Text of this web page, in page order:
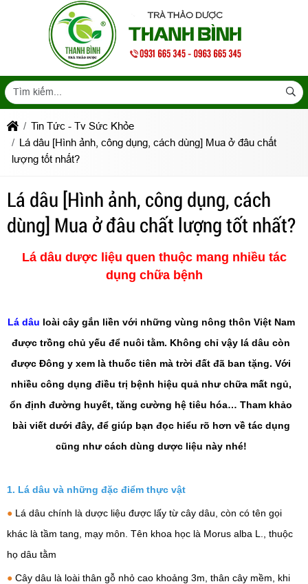
Tin Tức - Tv Sức Khỏe
Lá dâu [Hình ảnh, công dụng, cách dùng] Mua ở đâu chất
lượng tốt nhất?
Lá dâu [Hình ảnh, công dụng, cách
dùng] Mua ở đâu chất lượng tốt nhất?
Lá dâu dược liệu quen thuộc mang nhiều tác
dụng chữa bệnh
Lá dâu loài cây gắn liền với những vùng nông thôn Việt Nam
được trồng chủ yếu để nuôi tằm. Không chỉ vậy lá dâu còn
được Đông y xem là thuốc tiên mà trời đất đã ban tặng. Với
nhiều công dụng điều trị bệnh hiệu quả như chữa mất ngủ,
ổn định đường huyết, tăng cường hệ tiêu hóa… Tham khảo
bài viết dưới đây, để giúp bạn đọc hiểu rõ hơn về tác dụng
cũng như cách dùng dược liệu này nhé!
1. Lá dâu và những đặc điểm thực vật
● Lá dâu chính là dược liệu được lấy từ cây dâu, còn có tên gọi
khác là tầm tang, mạy môn. Tên khoa học là Morus alba L., thuộc
họ dâu tằm
● Cây dâu là loài thân gỗ nhỏ cao khoảng 3m, thân cây mềm, khi